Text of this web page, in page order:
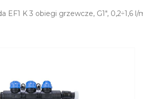
EF1 K 3 obiegi grzewcze, G1", 0,2÷1,6 l/